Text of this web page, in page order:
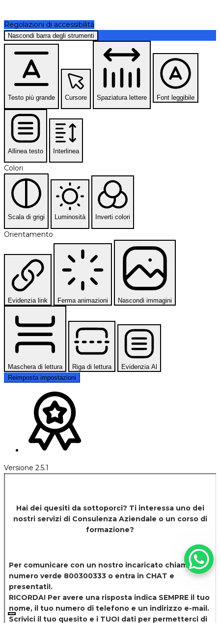
Regolazioni di accessibilità
Nascondi barra degli strumenti
Testo più grande Cursore Spaziatura lettere Font leggibile
Allinea testo Interlinea
Colori
Scala di grigi Luminosità Inverti colori
Orientamento
Evidenzia link Ferma animazioni Nascondi immagini
Maschera di lettura Riga di lettura
Evidenzia Al
Reimposta impostazioni
Versione 2.5.1
Hai dei quesiti da sottoporci? Ti interessa uno dei
nostri servizi di Consulenza Aziendale o un corso di
formazione?
Per comunicare con un nostro incaricato chiamaci al
numero verde 800300333 o entra in CHAT e
presentati!.
RICORDA! Per avere una risposta indica SEMPRE il tuo
nome, il tuo numero di telefono e un indirizzo e-mail.
Scrivici il tuo quesito e i TUOI dati per permetterci di